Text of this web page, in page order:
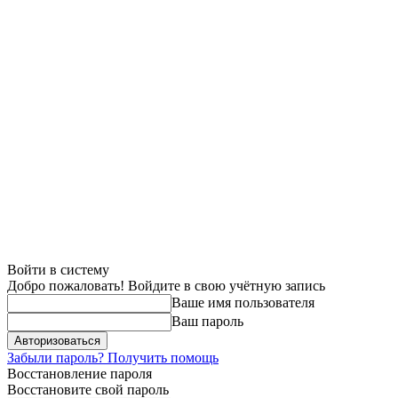
Войти в систему
Добро пожаловать! Войдите в свою учётную запись
Ваше имя пользователя
Ваш пароль
Забыли пароль? Получить помощь
Восстановление пароля
Восстановите свой пароль